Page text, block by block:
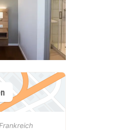
Frankreich